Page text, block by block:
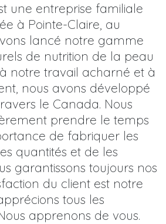
une entreprise familiale
à Pointe-Claire, au
lancé notre gamme
de nutrition de la peau
notre travail acharné et à
nous avons développé
le Canada. Nous
prendre le temps
de fabriquer les
quantités et de les
garantissons toujours nos
du client est notre
tous les
apprenons de vous.